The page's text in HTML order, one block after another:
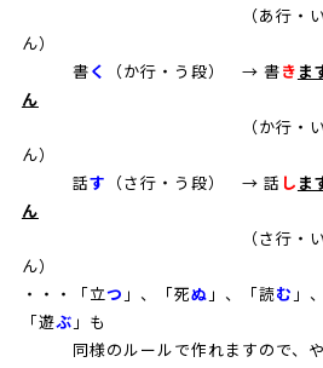
（あ行・い段＋ます
ん）
書く （か行・う段） → 書き ま
ん
（か行・い段＋ます
ん）
話す （さ行・う段） → 話 し ま
ん
（さ行・い段＋ます
ん）
・・・「立つ 」、「死ぬ 」、「読む 」
「遊ぶ 」も
同様のルールで作れますので、や